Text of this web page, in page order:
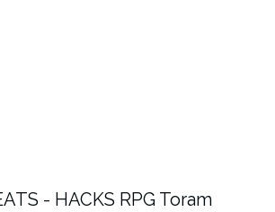
- HACKS RPG Toram